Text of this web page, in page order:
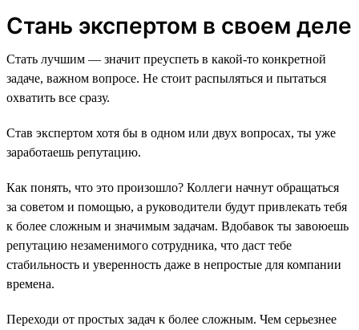
Стань экспертом в своем деле
Стать лучшим — значит преуспеть в какой-то конкретной
задаче, важном вопросе. Не стоит распыляться и пытаться
охватить все сразу.
Став экспертом хотя бы в одном или двух вопросах, ты уже
заработаешь репутацию.
Как понять, что это произошло? Коллеги начнут обращаться
за советом и помощью, а руководители будут привлекать тебя
к более сложным и значимым задачам. Вдобавок ты завоюешь
репутацию незаменимого сотрудника, что даст тебе
стабильность и уверенность даже в непростые для компании
времена.
Переходи от простых задач к более сложным. Чем серьезнее